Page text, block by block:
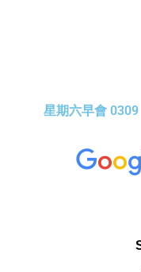
星期六早會 0309